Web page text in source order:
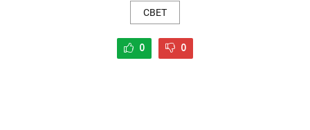
СВЕТ
0 0